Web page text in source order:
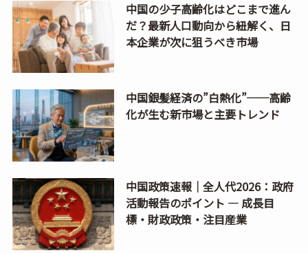
中国の少子高齢化はどこまで進ん
だ？最新人口動向から紐解く、日
本企業が次に狙うべき市場
中国銀髪経済の”白熱化”──高齢
化が生む新市場と主要トレンド
中国政策速報｜全人代2026：政府
活動報告のポイント ― 成長目
標・財政政策・注目産業